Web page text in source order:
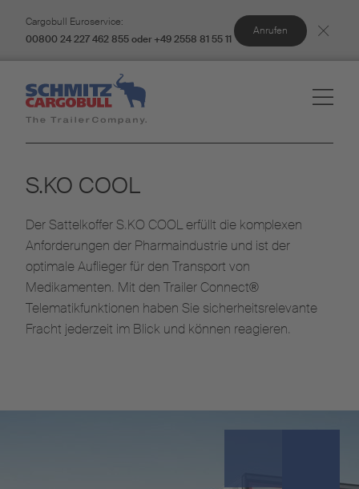
Cargobull Euroservice:
00800 24 227 462 855 oder +49 2558 81 55 11
Anrufen
S.KO COOL
Der Sattelkoffer S.KO COOL erfüllt die komplexen
Anforderungen der Pharmaindustrie und ist der
optimale Auflieger für den Transport von
Medikamenten. Mit den Trailer Connect®
Telematikfunktionen haben Sie sicherheitsrelevante
Fracht jederzeit im Blick und können reagieren.